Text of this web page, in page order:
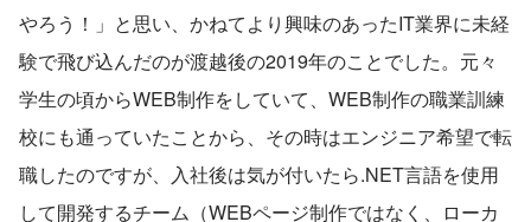
やろう！」と思い、かねてより興味のあったIT業界に未経
験で飛び込んだのが渡越後の2019年のことでした。元々
学生の頃からWEB制作をしていて、WEB制作の職業訓練
校にも通っていたことから、その時はエンジニア希望で転
職したのですが、入社後は気が付いたら.NET言語を使用
して開発するチーム（WEBページ制作ではなく、ローカ